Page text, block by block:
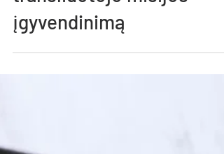
transliuotojo misijos
įgyvendinimą